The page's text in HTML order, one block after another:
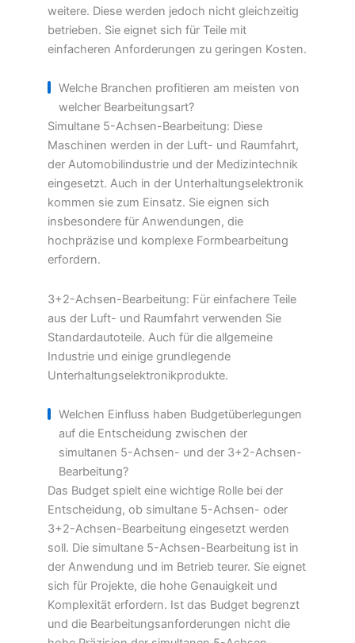
weitere. Diese werden jedoch nicht gleichzeitig
betrieben. Sie eignet sich für Teile mit
einfacheren Anforderungen zu geringen Kosten.
Welche Branchen profitieren am meisten von
welcher Bearbeitungsart?
Simultane 5-Achsen-Bearbeitung: Diese
Maschinen werden in der Luft- und Raumfahrt,
der Automobilindustrie und der Medizintechnik
eingesetzt. Auch in der Unterhaltungselektronik
kommen sie zum Einsatz. Sie eignen sich
insbesondere für Anwendungen, die
hochpräzise und komplexe Formbearbeitung
erfordern.
3+2-Achsen-Bearbeitung: Für einfachere Teile
aus der Luft- und Raumfahrt verwenden Sie
Standardautoteile. Auch für die allgemeine
Industrie und einige grundlegende
Unterhaltungselektronikprodukte.
Welchen Einfluss haben Budgetüberlegungen
auf die Entscheidung zwischen der
simultanen 5-Achsen- und der 3+2-Achsen-
Bearbeitung?
Das Budget spielt eine wichtige Rolle bei der
Entscheidung, ob simultane 5-Achsen- oder
3+2-Achsen-Bearbeitung eingesetzt werden
soll. Die simultane 5-Achsen-Bearbeitung ist in
der Anwendung und im Betrieb teurer. Sie eignet
sich für Projekte, die hohe Genauigkeit und
Komplexität erfordern. Ist das Budget begrenzt
und die Bearbeitungsanforderungen nicht die